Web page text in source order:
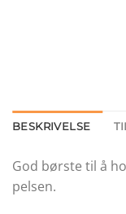
BESKRIVELSE
God børste til å
pelsen.